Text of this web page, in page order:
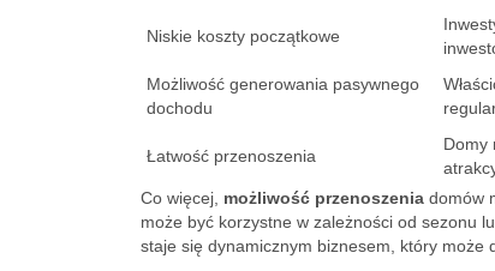
Niskie koszty początkowe
Możliwość generowania pasywnego
dochodu
Łatwość przenoszenia
Domy
Co więcej, możliwość przenoszenia domów
może być korzystne w zależności od sezonu
staje się dynamicznym biznesem, który może